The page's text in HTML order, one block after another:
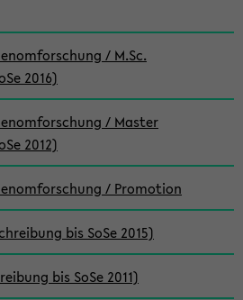
/ M.Sc.
2016)
/ Master
2012)
/ Promotion
bis SoSe 2015)
bis SoSe 2011)